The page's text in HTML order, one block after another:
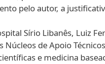
pelo autor, a
Sírio Libanês, Luiz
Núcleos de Apoio
e medicina